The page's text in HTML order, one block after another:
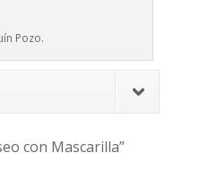
Pozo.
con Mascarilla”